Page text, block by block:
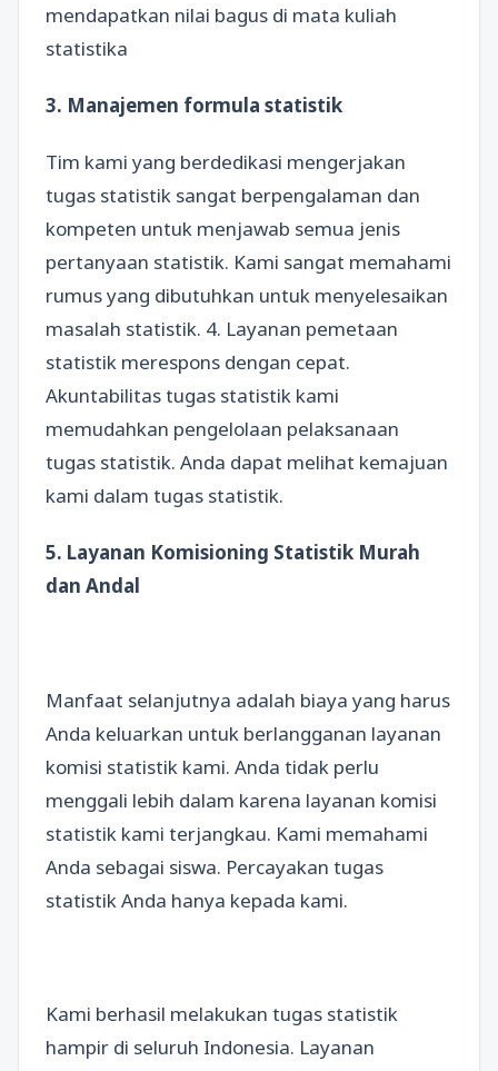
mendapatkan nilai bagus di mata kuliah
statistika
3. Manajemen formula statistik
Tim kami yang berdedikasi mengerjakan
tugas statistik sangat berpengalaman dan
kompeten untuk menjawab semua jenis
pertanyaan statistik. Kami sangat memahami
rumus yang dibutuhkan untuk menyelesaikan
masalah statistik. 4. Layanan pemetaan
statistik merespons dengan cepat.
Akuntabilitas tugas statistik kami
memudahkan pengelolaan pelaksanaan
tugas statistik. Anda dapat melihat kemajuan
kami dalam tugas statistik.
5. Layanan Komisioning Statistik Murah
dan Andal
Manfaat selanjutnya adalah biaya yang harus
Anda keluarkan untuk berlangganan layanan
komisi statistik kami. Anda tidak perlu
menggali lebih dalam karena layanan komisi
statistik kami terjangkau. Kami memahami
Anda sebagai siswa. Percayakan tugas
statistik Anda hanya kepada kami.
Kami berhasil melakukan tugas statistik
hampir di seluruh Indonesia. Layanan